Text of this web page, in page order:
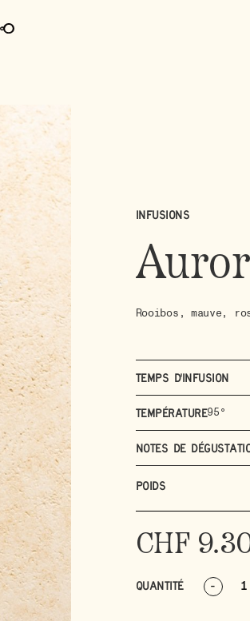
Infusions
Rooibos, mauve,
Temps d'infusion
Température95°
Notes de
POIDS
CHF
QUANTITÉ -